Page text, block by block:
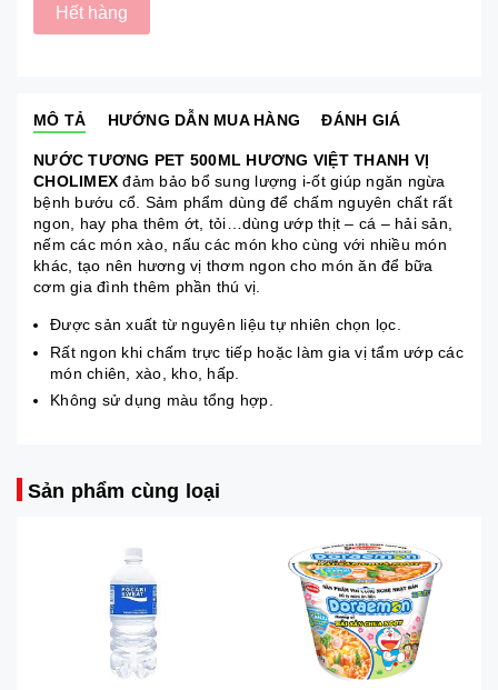
Hết hàng
MÔ TẢ HƯỚNG DẪN MUA HÀNG ĐÁNH GIÁ
NƯỚC TƯƠNG PET 500ML HƯƠNG VIỆT THANH VỊ
CHOLIMEXđảm bảo bổ sung lượng i-ốt giúp ngăn ngừa
bệnh bướu cổ. Sảm phẩm dùng để chấm nguyên chất rất
ngon, hay pha thêm ớt, tỏi…dùng ướp thịt – cá – hải sản,
nếm các món xào, nấu các món kho cùng với nhiều món
khác, tạo nên hương vị thơm ngon cho món ăn để bữa
cơm gia đình thêm phần thú vị.
Được sản xuất từ nguyên liệu tự nhiên chọn lọc.
Rất ngon khi chấm trực tiếp hoặc làm gia vị tẩm ướp các
món chiên, xào, kho, hấp.
Không sử dụng màu tổng hợp.
Sản phẩm cùng loại